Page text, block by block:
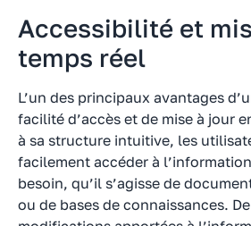
Accessibilité et
temps réel
L’un des principaux avantages
facilité d’accès et de mise à jour
à sa structure intuitive, les
facilement accéder à
besoin, qu’il s’agisse de
ou de bases de connaissances.